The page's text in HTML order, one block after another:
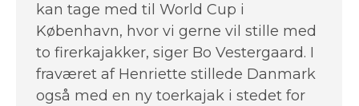
kan tage med til World Cup i
København, hvor vi gerne vil stille med
to firerkajakker, siger Bo Vestergaard. I
fraværet af Henriette stillede Danmark
også med en ny toerkajak i stedet for